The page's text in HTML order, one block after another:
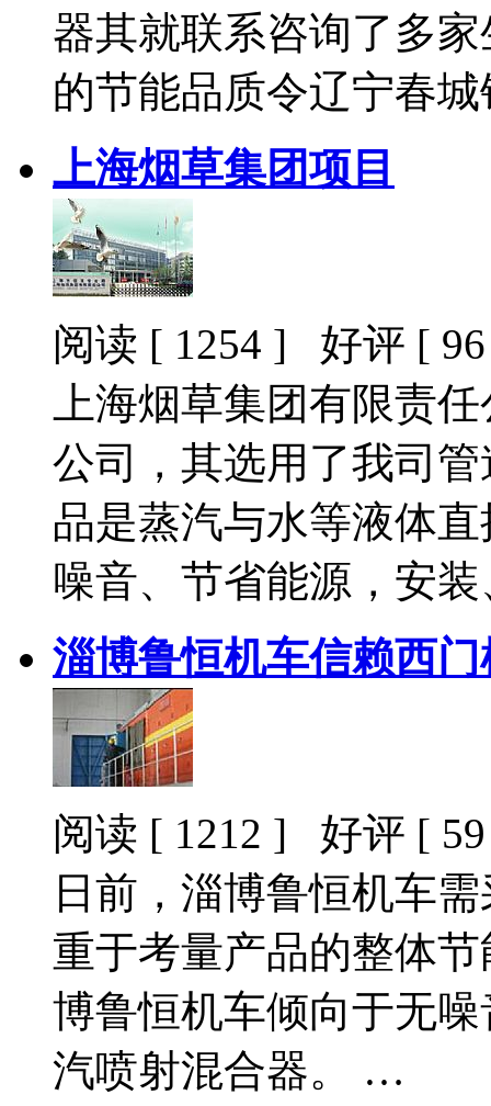
器其就联系咨询了多
的节能品质令辽宁春
上海烟草集团项目
阅读 [ 1254 ] 好评 [
上海烟草集团有限责
公司，其选用了我司
品是蒸汽与水等液体
噪音、节省能源，安
淄博鲁恒机车信赖西门
阅读 [ 1212 ] 好评 [
日前，淄博鲁恒机车
重于考量产品的整体
博鲁恒机车倾向于无
汽喷射混合器。 …